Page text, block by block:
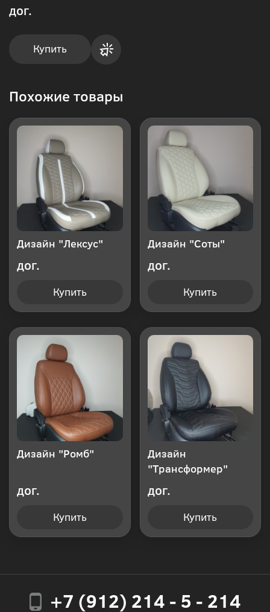
дог.
Купить
Похожие товары
Дизайн "Лексус"
дог.
Купить
Дизайн "Соты"
дог.
Купить
Дизайн "Ромб"
дог.
Купить
Дизайн
"Трансформер"
дог.
Купить
+7 (912) 214 - 5 - 214